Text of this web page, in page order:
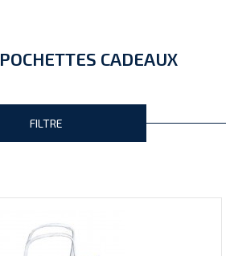
POCHETTES CADEAUX
FILTRE